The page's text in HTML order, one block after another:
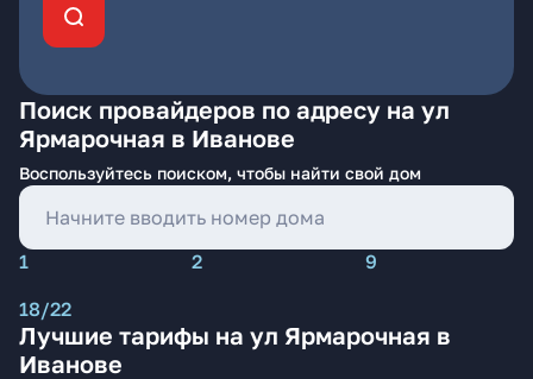
Поиск провайдеров по адресу на ул
Ярмарочная в Иванове
Воспользуйтесь поиском, чтобы найти свой дом
1 2
9
18/22
Лучшие тарифы на ул Ярмарочная в
Иванове